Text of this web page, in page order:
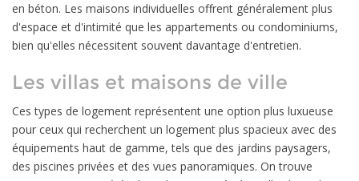
en béton. Les maisons individuelles offrent généralement plus
d'espace et d'intimité que les appartements ou condominiums,
bien qu'elles nécessitent souvent davantage d'entretien.
Les villas et maisons de ville
Ces types de logement représentent une option plus luxueuse
pour ceux qui recherchent un logement plus spacieux avec des
équipements haut de gamme, tels que des jardins paysagers,
des piscines privées et des vues panoramiques. On trouve